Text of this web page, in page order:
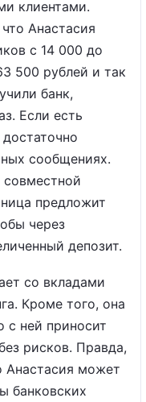
клиентами.
Анастасия
с 14 000 до
500 рублей и так
банк,
Если есть
сообщениях.
совместной
предложит
через
депозит.
со вкладами
Кроме того, она
с ней приносит
рисков. Правда,
Анастасия может
банковских